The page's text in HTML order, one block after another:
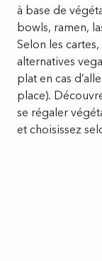
à base de
bowls, ramen,
Selon les
alternatives
plat en cas
place).
se régaler
et choisissez